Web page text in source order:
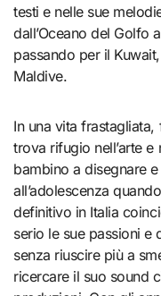
testi e nelle sue
dall’Oceano del Golfo
passando per il
Maldive.
In una vita
trova rifugio nell’arte
bambino a disegnare
all’adolescenza
definitivo in Italia
serio le sue passioni e
senza riuscire più a
ricercare il suo sound